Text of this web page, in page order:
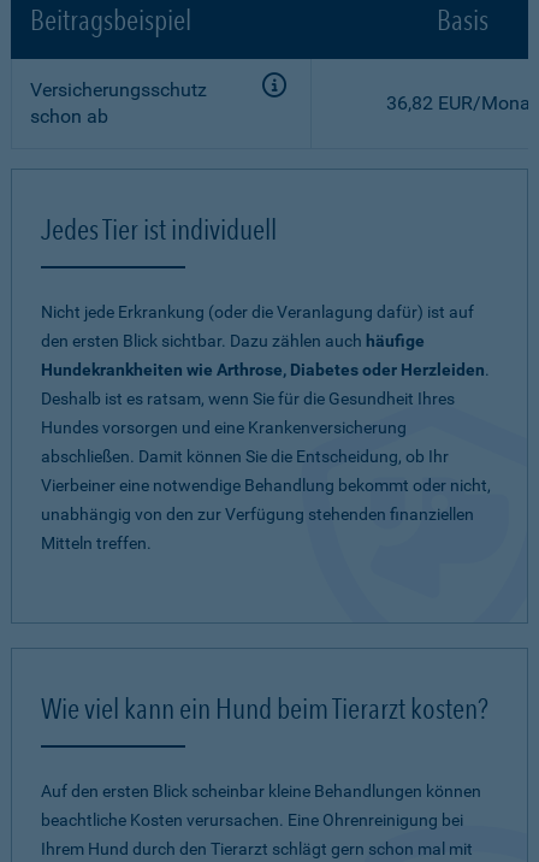
Beitragsbeispiel Basis
Versicherungsschutz
schon ab
36,82 EUR/Monat
Jedes Tier ist individuell
Nicht jede Erkrankung (oder die Veranlagung dafür) ist auf
den ersten Blick sichtbar. Dazu zählen auch häufige
Hundekrankheiten wie Arthrose, Diabetes oder Herzleiden.
Deshalb ist es ratsam, wenn Sie für die Gesundheit Ihres
Hundes vorsorgen und eine Krankenversicherung
abschließen. Damit können Sie die Entscheidung, ob Ihr
Vierbeiner eine notwendige Behandlung bekommt oder nicht,
unabhängig von den zur Verfügung stehenden finanziellen
Mitteln treffen.
Wie viel kann ein Hund beim Tierarzt kosten?
Auf den ersten Blick scheinbar kleine Behandlungen können
beachtliche Kosten verursachen. Eine Ohrenreinigung bei
Ihrem Hund durch den Tierarzt schlägt gern schon mal mit